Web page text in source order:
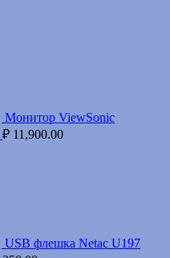
Монитор ViewSonic
₽ 11,900.00
USB флешка Netac U197